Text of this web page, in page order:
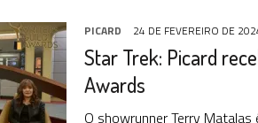
PICARD 24 DE FEVEREIRO DE
Star Trek: Picard
Awards
O showrunner Terry